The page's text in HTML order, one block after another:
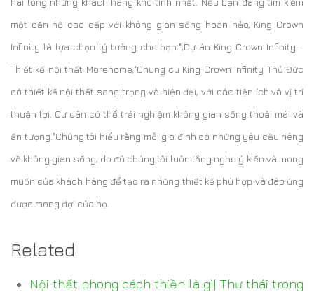
một căn hộ cao cấp với không gian sống hoàn hảo, King Crown
Infinity là lựa chọn lý tưởng cho bạn.",Dự án King Crown Infinity -
Thiết kế nội thất Morehome,"Chung cư King Crown Infinity Thủ Đức
có thiết kế nội thất sang trọng và hiện đại, với các tiện ích và vị trí
thuận lợi. Cư dân có thể trải nghiệm không gian sống thoải mái và
ấn tượng."Chúng tôi hiểu rằng mỗi gia đình có những yêu cầu riêng
về không gian sống, do đó chúng tôi luôn lắng nghe ý kiến ​​và mong
muốn của khách hàng để tạo ra những thiết kế phù hợp và đáp ứng
được mong đợi của họ.
Related
Nội thất phong cách thiền là gì| Thư thái trong